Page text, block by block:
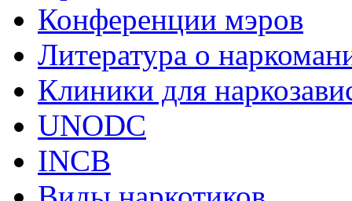
Конференции мэров
Литература о
Клиники для
UNODC
INCB